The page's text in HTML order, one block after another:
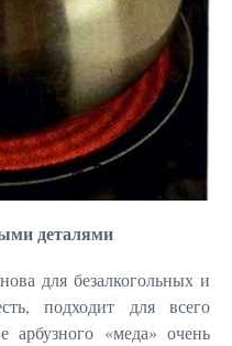
деталями
для безалкогольных и
подходит для всего
арбузного «меда» очень